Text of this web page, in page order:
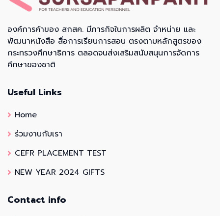
องค์การค้าของ สกสค. มีภารกิจในการผลิต จำหน่าย และ
พัฒนาหนังสือ สื่อการเรียนการสอน ตรงตามหลักสูตรของ
กระทรวงศึกษาธิการ ตลอดจนส่งเสริมสนับสนุนการจัดการ
ศึกษาของชาติ
Useful Links
Home
ร่วมงานกับเรา
CEFR PLACEMENT TEST
NEW YEAR 2024 GIFTS
Contact info